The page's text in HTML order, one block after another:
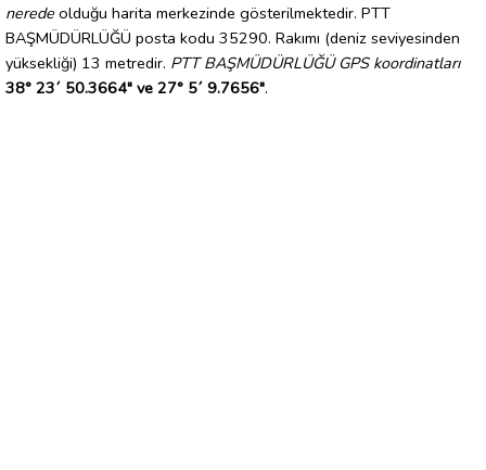
nerede olduğu harita merkezinde gösterilmektedir. PTT
BAŞMÜDÜRLÜĞÜ posta kodu 35290. Rakımı (deniz seviyesinden
yüksekliği) 13 metredir. PTT BAŞMÜDÜRLÜĞÜ GPS koordinatları
38° 23´ 50.3664" ve 27° 5´ 9.7656".